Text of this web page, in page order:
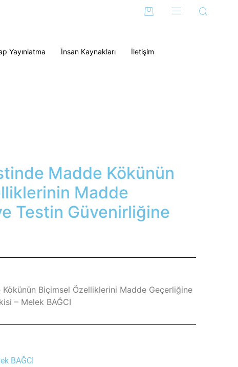
Yayınlatma İnsan Kaynakları İletişim
Madde Kökünün
Madde
Testin Güvenirliğine
Biçimsel Özelliklerini Madde Geçerliğine
– Melek BAĞCI
BAĞCI